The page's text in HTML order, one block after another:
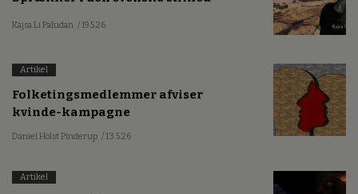
Kajsa Li Paludan / 19.5.26
Artikel
Folketingsmedlemmer afviser
kvinde-kampagne
Daniel Holst Pinderup / 13.5.26
Artikel